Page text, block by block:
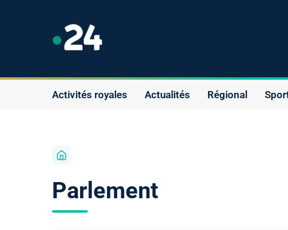
Activités royales Actualités Régional
Parlement